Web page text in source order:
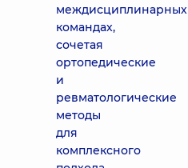
междисциплинарных
командах,
сочетая
ортопедические
и
ревматологические
методы
для
комплексного